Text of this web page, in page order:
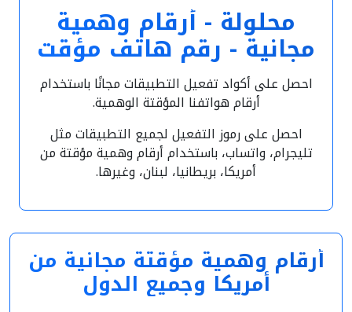
محلولة - أرقام وهمية
مجانية - رقم هاتف مؤقت
احصل على أكواد تفعيل التطبيقات مجانًا باستخدام
أرقام هواتفنا المؤقتة الوهمية.
احصل على رموز التفعيل لجميع التطبيقات مثل
تليجرام، واتساب، باستخدام أرقام وهمية مؤقتة من
أمريكا، بريطانيا، لبنان، وغيرها.
أرقام وهمية مؤقتة مجانية من
أمريكا وجميع الدول